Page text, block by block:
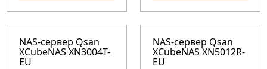
NAS-сервер Qsan
XCubeNAS XN3004T-
EU
NAS-сервер Qsan
XCubeNAS XN5012R-
EU